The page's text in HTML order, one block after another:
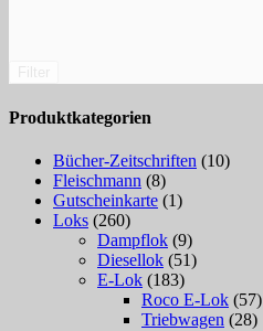
Produktkategorien
Bücher-Zeitschriften (10)
Fleischmann (8)
Gutscheinkarte (1)
Loks (260)
Dampflok (9)
Diesellok (51)
E-Lok (183)
Roco E-Lok (57)
Triebwagen (28)